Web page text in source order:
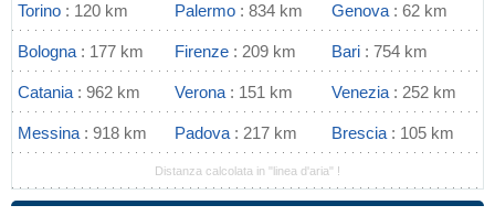
Torino : 120 km Palermo : 834 km Genova : 62 km
Bologna : 177 km Firenze : 209 km Bari : 754 km
Catania : 962 km Verona : 151 km Venezia : 252 km
Messina : 918 km Padova : 217 km Brescia : 105 km
Distanza calcolata in "linea d'aria" !